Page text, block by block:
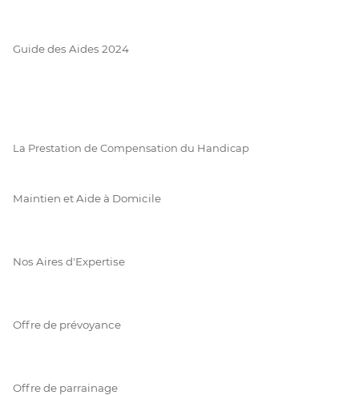
Guide des Aides 2024
La Prestation de Compensation du Handicap
Maintien et Aide à Domicile
Nos Aires d'Expertise
Offre de prévoyance
Offre de parrainage